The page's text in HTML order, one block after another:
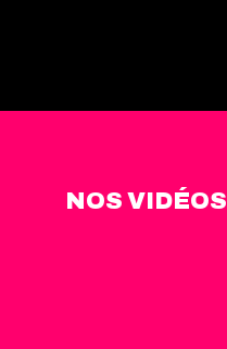
NOS VIDÉOS